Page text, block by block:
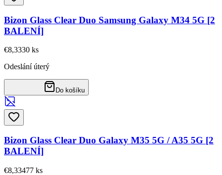
Bizon Glass Clear Duo Samsung Galaxy M34 5G [2
BALENÍ]
€8,3330 ks
Odeslání úterý
Do košíku
Bizon Glass Clear Duo Galaxy M35 5G / A35 5G [2
BALENÍ]
€8,33477 ks